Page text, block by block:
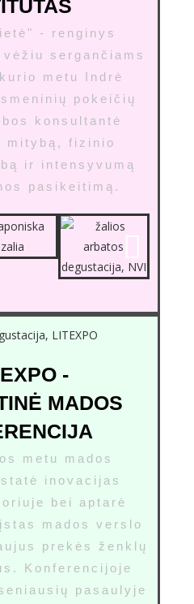
- renginys
sergančiams
metu Indrė
pokeičių
konsultantė
mitybą, fizinio
ir intensyvumą
pasikeitimą.
-
MADOS
metu mados
inovacijas
bei aptarė
mados verslo
prekės ženklų
Konferencijoje
pasaulyje